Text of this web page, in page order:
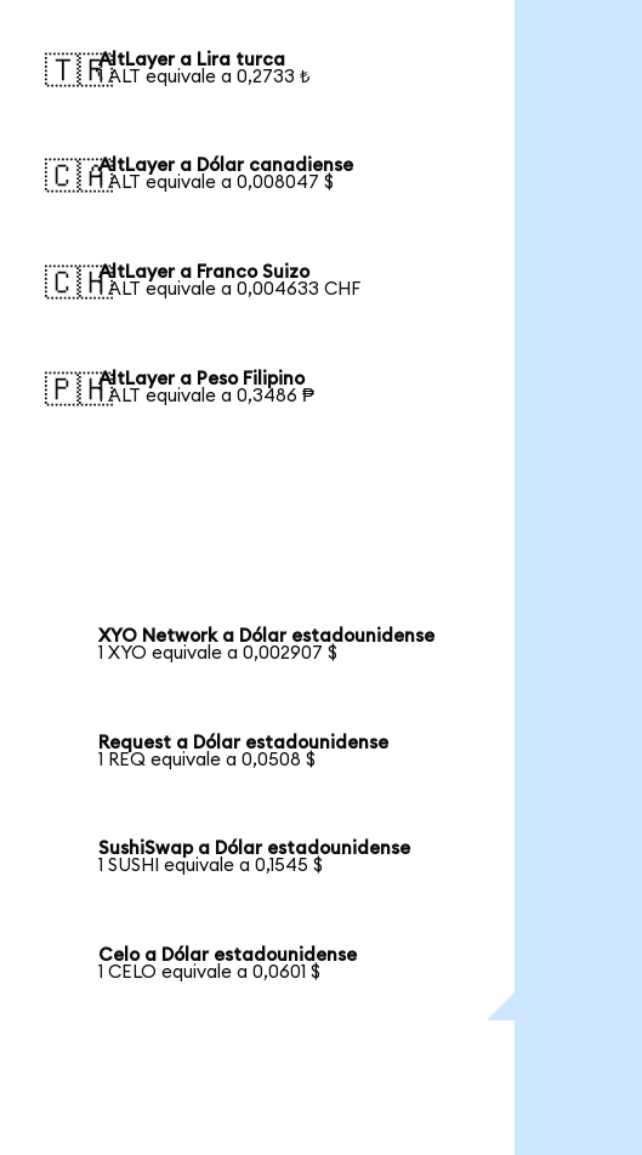
🇹🇷AltLayer a Lira turca
1 ALT equivale a 0,2733 ₺
🇨🇦AltLayer a Dólar canadiense
1 ALT equivale a 0,008047 $
🇨🇭AltLayer a Franco Suizo
1 ALT equivale a 0,004633 CHF
🇵🇭AltLayer a Peso Filipino
1 ALT equivale a 0,3486 ₱
XYO Network a Dólar estadounidense
1 XYO equivale a 0,002907 $
Request a Dólar estadounidense
1 REQ equivale a 0,0508 $
SushiSwap a Dólar estadounidense
1 SUSHI equivale a 0,1545 $
Celo a Dólar estadounidense
1 CELO equivale a 0,0601 $